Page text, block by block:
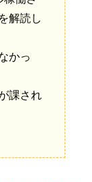
解読し
かっ
課され